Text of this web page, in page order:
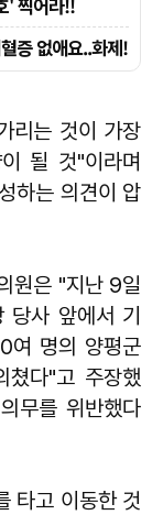
리는 것이 가장
될 것"이라며
하는 의견이 압
원은 "지난 9일
당사 앞에서 기
여 명의 양평군
쳤다"고 주장했
무를 위반했다
타고 이동한 것